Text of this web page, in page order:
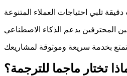
تختار ماجما للترجمة؟